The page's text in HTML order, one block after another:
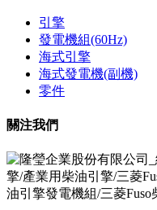
引擎
發電機組(60Hz)
海式引擎
海式發電機(副機)
零件
關注我們